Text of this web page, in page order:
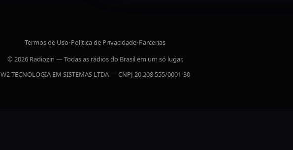
Termos de Uso•Política de Privacidade•Parcerias
© 2026 Radiozin — Todas as rádios do Brasil em um só lugar.
W2 TECNOLOGIA EM SISTEMAS LTDA — CNPJ 20.208.555/0001-30